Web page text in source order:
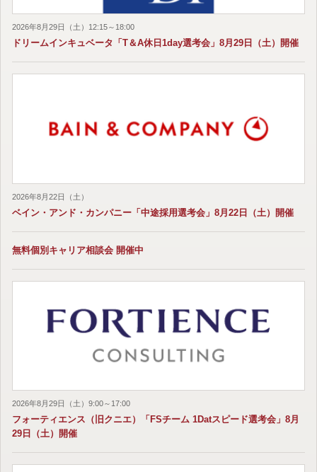
2026年8月29日（土）12:15～18:00
ドリームインキュベータ「T＆A休日1day選考会」8月29日（土）開催
2026年8月22日（土）
ベイン・アンド・カンパニー「中途採用選考会」8月22日（土）開催
無料個別キャリア相談会 開催中
2026年8月29日（土）9:00～17:00
フォーティエンス（旧クニエ）「FSチーム 1Datスピード選考会」8月
29日（土）開催